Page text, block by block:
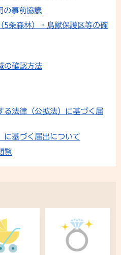
の事前協議
5条森林）・鳥獣保護区等の確
の確認方法
る法律（公拡法）に基づく届
に基づく届出について
覧